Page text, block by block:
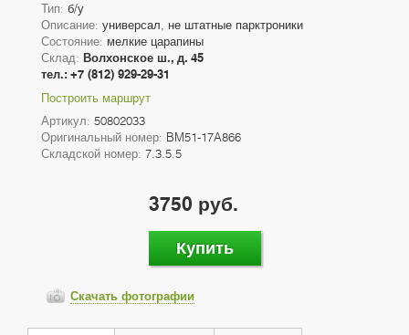
Тип: б/у
Описание: универсал, не штатные парктроники
Состояние: мелкие царапины
Склад: Волхонское ш., д. 45
тел.: +7 (812) 929-29-31
Построить маршрут
Артикул: 50802033
Оригинальный номер: BM51-17A866
Складской номер: 7.3.5.5
3750 руб.
Купить
Скачать фотографии